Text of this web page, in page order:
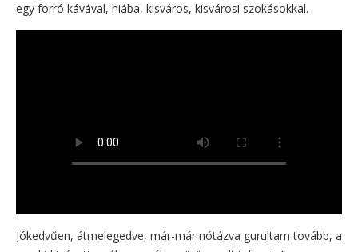
egy forró kávával, hiába, kisváros, kisvárosi szokásokkal.
Jókedvűen, átmelegedve, már-már nótázva gurultam tovább, a